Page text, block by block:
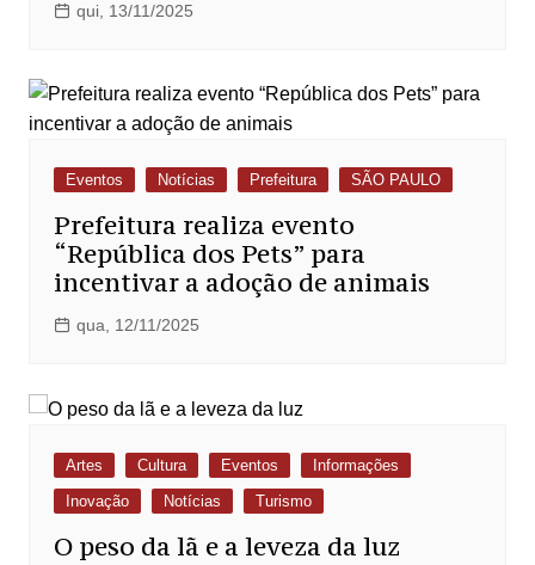
qui, 13/11/2025
Eventos Notícias Prefeitura SÃO PAULO
Prefeitura realiza evento
“República dos Pets” para
incentivar a adoção de animais
qua, 12/11/2025
Artes Cultura Eventos
Informações
Inovação
Notícias Turismo
O peso da lã e a leveza da luz